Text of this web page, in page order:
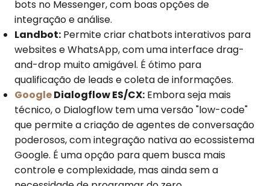
bots no Messenger, com boas opções de
integração e análise.
Landbot: Permite criar chatbots interativos para
websites e WhatsApp, com uma interface drag-
and-drop muito amigável. É ótimo para
qualificação de leads e coleta de informações.
GoogleDialogflow ES/CX: Embora seja mais
técnico, o Dialogflow tem uma versão "low-code"
que permite a criação de agentes de conversação
poderosos, com integração nativa ao ecossistema
Google. É uma opção para quem busca mais
controle e complexidade, mas ainda sem a